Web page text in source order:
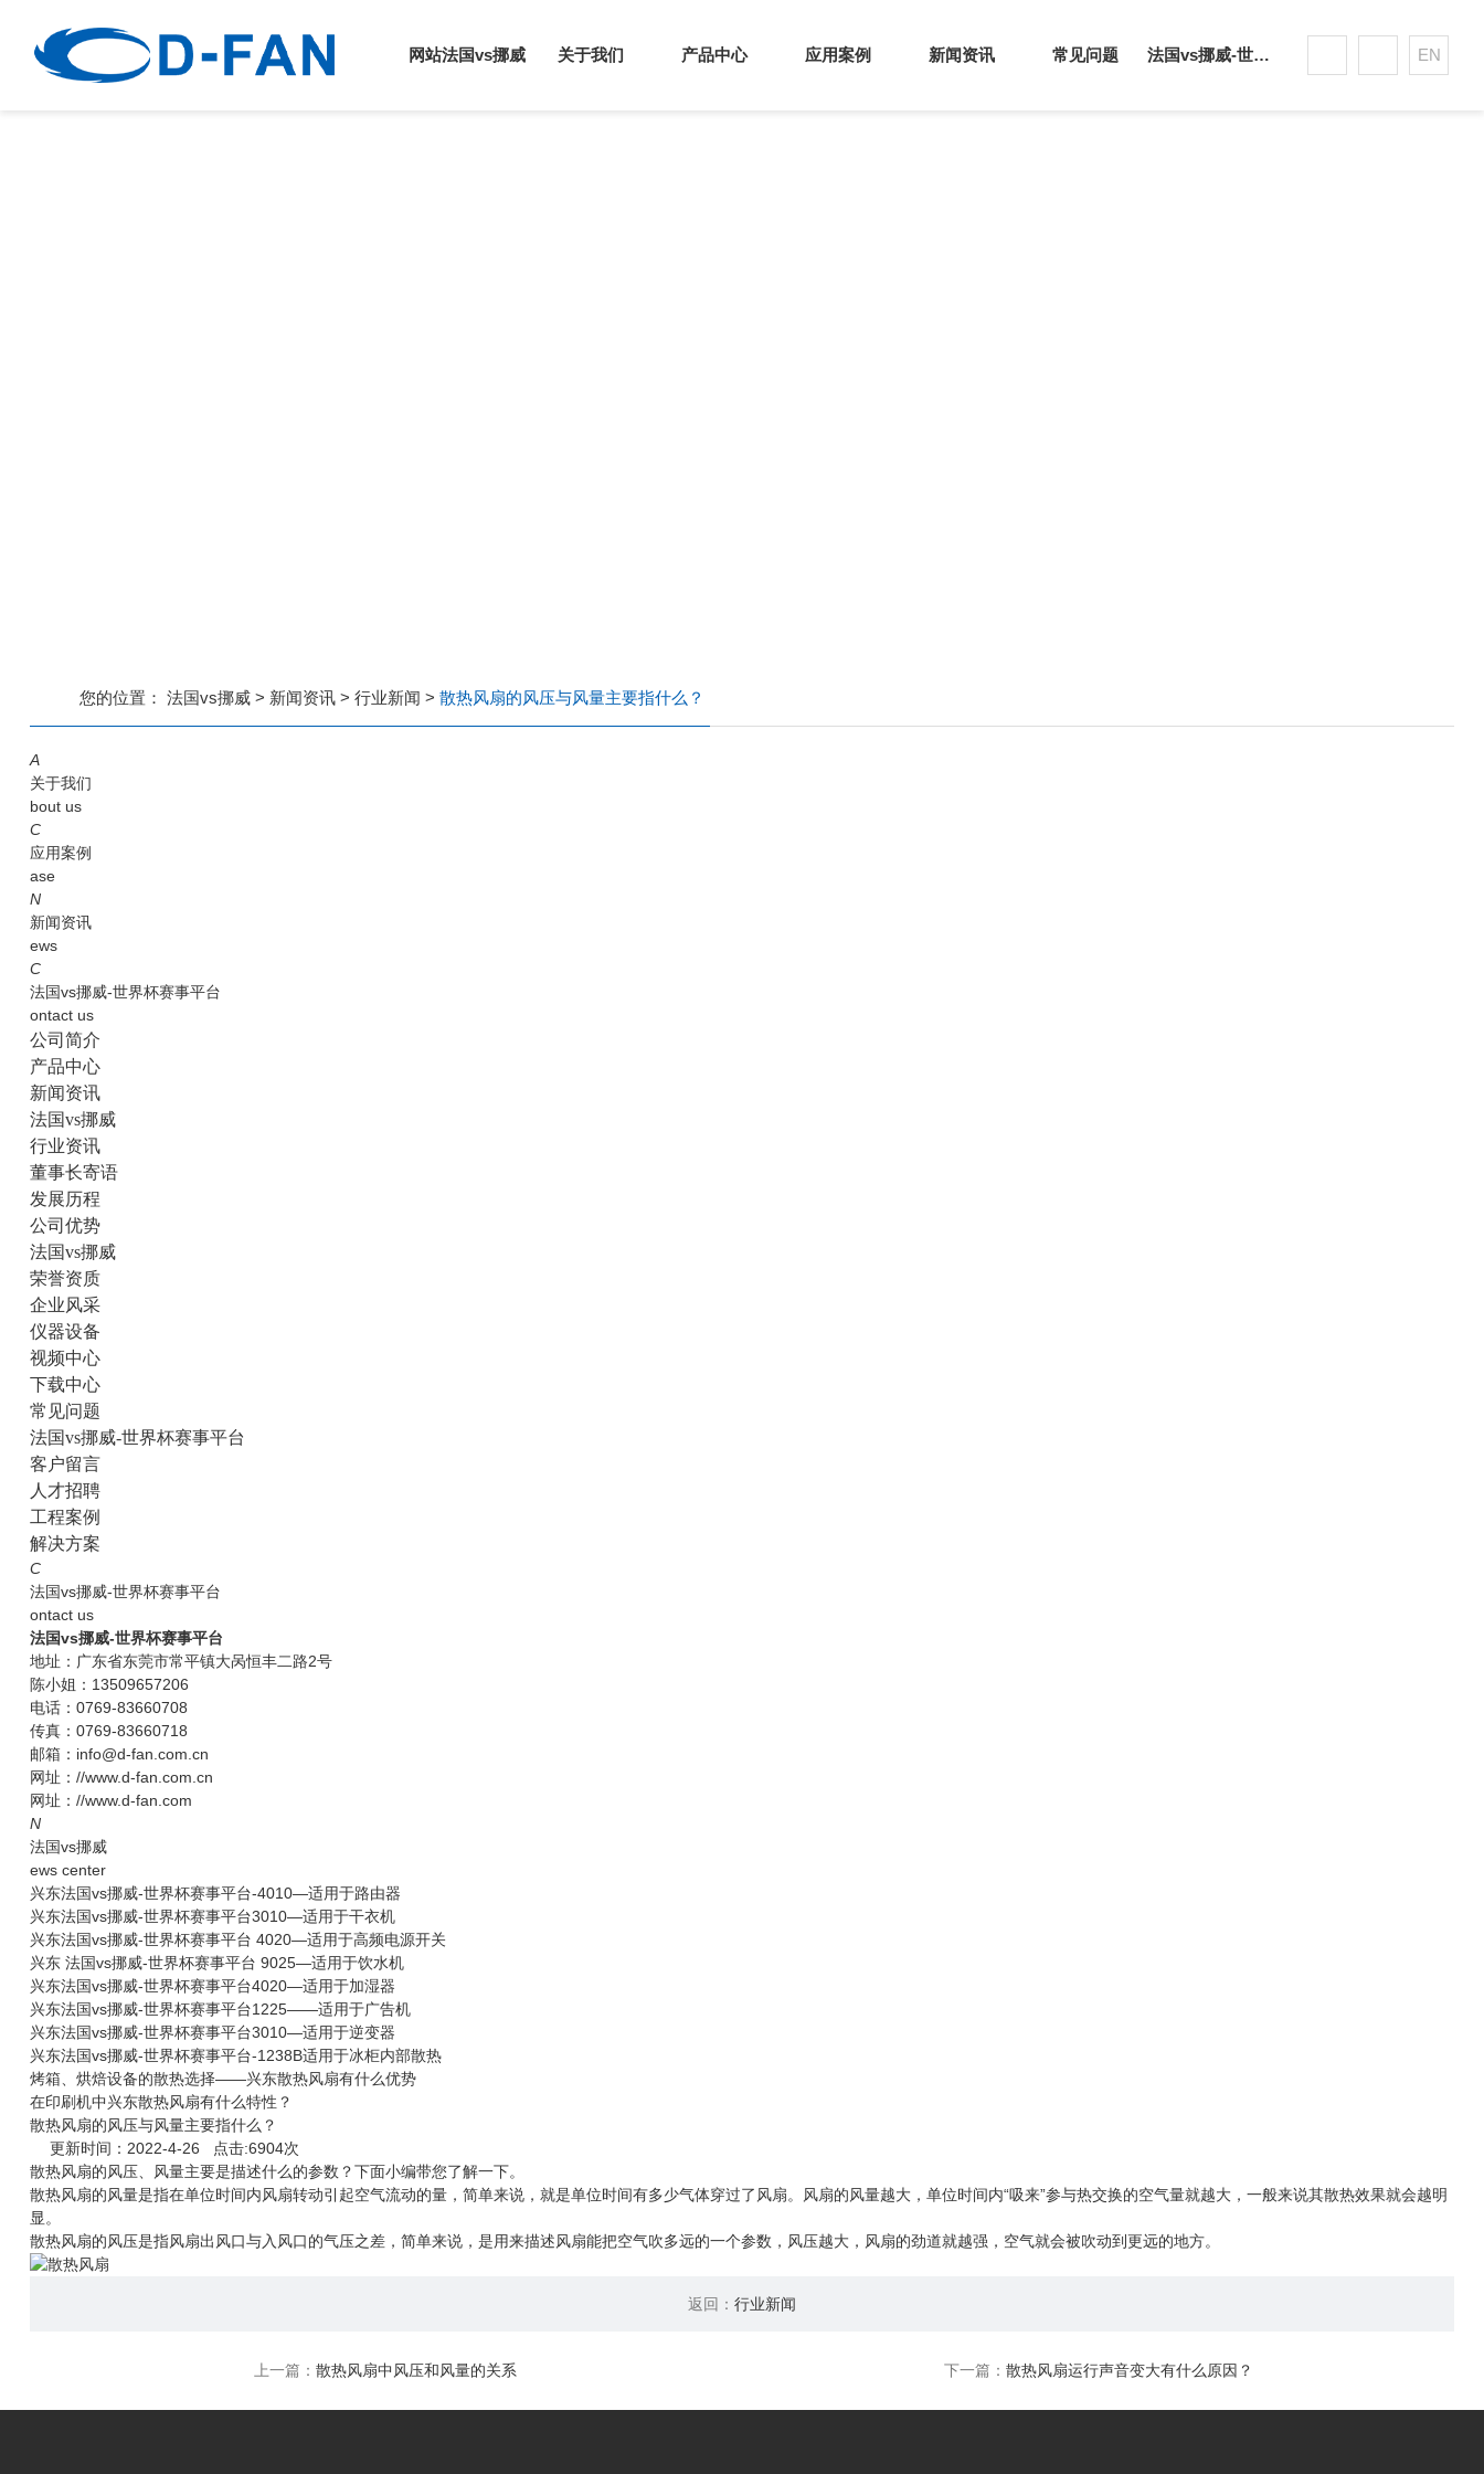
网站法国vs挪威 关于我们 产品中心 应用案例 新闻资讯 常见问题 法国vs挪威-世界杯赛事平台 EN
您的位置： 法国vs挪威> 新闻资讯> 行业新闻 > 散热风扇的风压与风量主要指什么？
A
关于我们
bout us
C
应用案例
ase
N
新闻资讯
ews
C
法国vs挪威-世界杯赛事平台
ontact us
公司简介
产品中心
新闻资讯
法国vs挪威
行业资讯
董事长寄语
发展历程
公司优势
法国vs挪威
荣誉资质
企业风采
仪器设备
视频中心
下载中心
常见问题
法国vs挪威-世界杯赛事平台
客户留言
人才招聘
工程案例
解决方案
C
法国vs挪威-世界杯赛事平台
ontact us
法国vs挪威-世界杯赛事平台
地址：广东省东莞市常平镇大呙恒丰二路2号
陈小姐：13509657206
电话：0769-83660708
传真：0769-83660718
邮箱：info@d-fan.com.cn
网址：//www.d-fan.com.cn
网址：//www.d-fan.com
N
法国vs挪威
ews center
兴东法国vs挪威-世界杯赛事平台-4010—适用于路由器
兴东法国vs挪威-世界杯赛事平台3010—适用于干衣机
兴东法国vs挪威-世界杯赛事平台 4020—适用于高频电源开关
兴东 法国vs挪威-世界杯赛事平台 9025—适用于饮水机
兴东法国vs挪威-世界杯赛事平台4020—适用于加湿器
兴东法国vs挪威-世界杯赛事平台1225——适用于广告机
兴东法国vs挪威-世界杯赛事平台3010—适用于逆变器
兴东法国vs挪威-世界杯赛事平台-1238B适用于冰柜内部散热
烤箱、烘焙设备的散热选择——兴东散热风扇有什么优势
在印刷机中兴东散热风扇有什么特性？
散热风扇的风压与风量主要指什么？
更新时间：2022-4-26 点击:6904次
散热风扇的风压、风量主要是描述什么的参数？下面小编带您了解一下。
散热风扇的风量是指在单位时间内风扇转动引起空气流动的量，简单来说，就是单位时间有多少气体穿过了风扇。风扇的风量越大，单位时间内“吸来”参与热交换的空气量就越大，一般来说其散热效果就会越明
显。
散热风扇的风压是指风扇出风口与入风口的气压之差，简单来说，是用来描述风扇能把空气吹多远的一个参数，风压越大，风扇的劲道就越强，空气就会被吹动到更远的地方。
返回： 行业新闻
上一篇：散热风扇中风压和风量的关系 下一篇： 散热风扇运行声音变大有什么原因？